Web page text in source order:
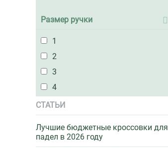
Размер ручки
1
2
3
4
СТАТЬИ
Лучшие бюджетные кроссовки для
падел в 2026 году